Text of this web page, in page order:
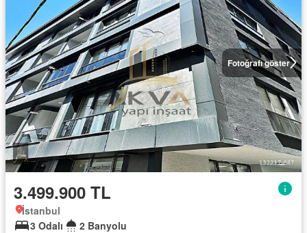
Fotoğrafı göster
3.499.900 TL
İstanbul
3 Odalı
2 Banyolu